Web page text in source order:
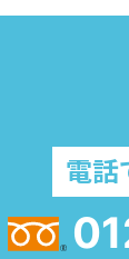
電話